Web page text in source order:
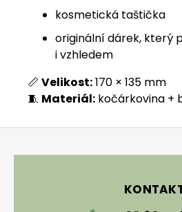
kosmetická taštička
originální dárek, který
i vzhledem
📏 Velikost:170 × 135 mm
🧵 Materiál: kočárkovina +